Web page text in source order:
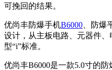
可挽回的结果。
优尚丰防爆手机B6000 、防
设计，从主板电路、元器件
型“i”标准。
优尚丰B6000是一款5.0寸的